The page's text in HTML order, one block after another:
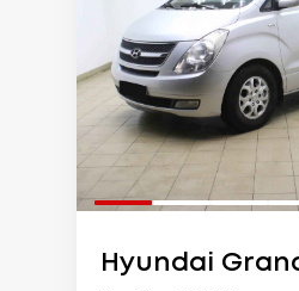
Hyundai